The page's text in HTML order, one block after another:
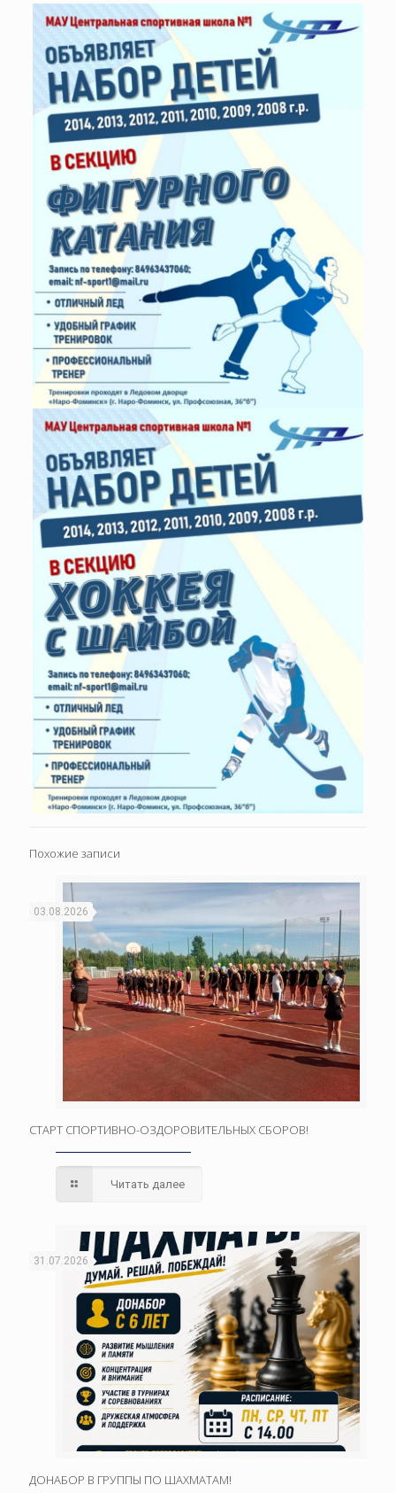
Похожие записи
03.08.2026
СТАРТ СПОРТИВНО-ОЗДОРОВИТЕЛЬНЫХ СБОРОВ!
Читать далее
31.07.2026
ДОНАБОР В ГРУППЫ ПО ШАХМАТАМ!